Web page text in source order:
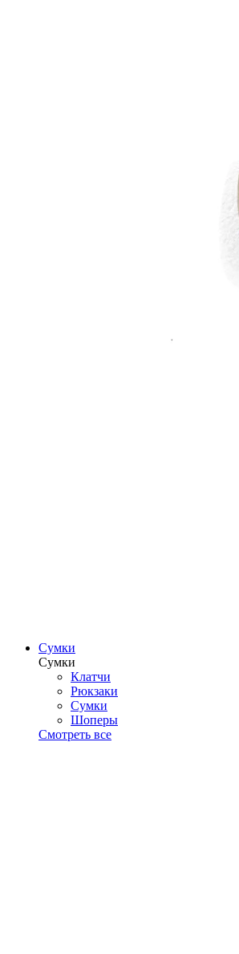
Сумки
Сумки
Клатчи
Рюкзаки
Сумки
Шоперы
Смотреть все